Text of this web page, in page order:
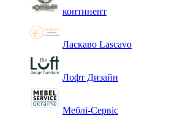
континент
Ласкаво Lascavo
Лофт Дизайн
Меблі-Сервіс